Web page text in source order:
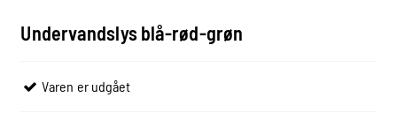
Undervandslys blå-rød-grøn
Varen er udgået